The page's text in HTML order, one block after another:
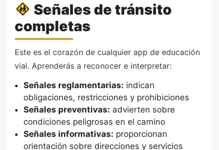
Señales de tránsito
completas
Este es el corazón de cualquier app de educación
vial. Aprenderás a reconocer e interpretar:
Señales reglamentarias: indican
obligaciones, restricciones y prohibiciones
Señales preventivas: advierten sobre
condiciones peligrosas en el camino
Señales informativas: proporcionan
orientación sobre direcciones y servicios